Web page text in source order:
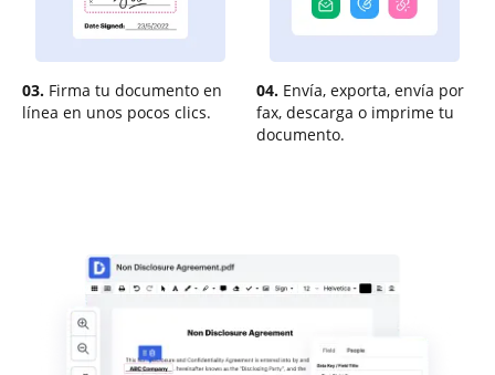
03. Firma tu documento en
línea en unos pocos clics.
04. Envía, exporta, envía por
fax, descarga o imprime tu
documento.